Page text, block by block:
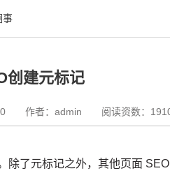
事
创建元标记
作者：admin 阅读资数：
除了元标记之外，其他页面